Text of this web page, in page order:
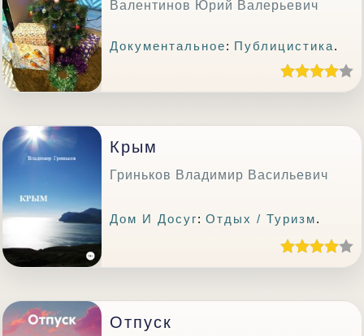
Валентинов Юрий Валерьевич
Документальное: Публицистика.
Крым
Гриньков Владимир Васильевич
Дом И Досуг:Отдых / Туризм.
Отпуск